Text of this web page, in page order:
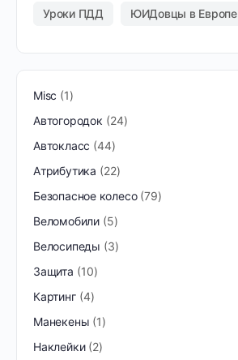
Уроки ПДД ЮИДовцы в Европе
Misc
1
Автогородок
24
Автокласс 44
Атрибутика
22
Безопасное колесо 79
Веломобили 5
Велосипеды
3
Защита
10
Картинг 4
Манекены 1
Наклейки 2